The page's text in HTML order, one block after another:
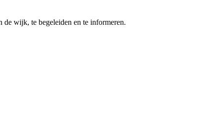
de wijk, te begeleiden en te informeren.